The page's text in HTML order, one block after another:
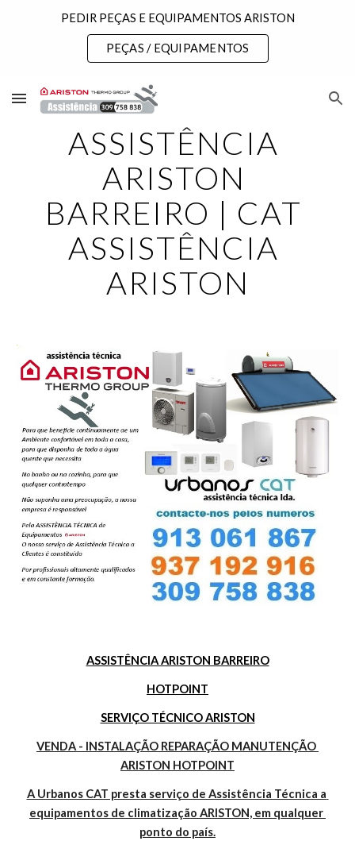
Skip to main content
PEDIR PEÇAS E EQUIPAMENTOS ARISTON
PEÇAS / EQUIPAMENTOS
ASSISTÊNCIA
ARISTON
BARREIRO | CAT
ASSISTÊNCIA
ARISTON
ASSISTÊNCIA ARISTON BARREIRO
HOTPOINT
SERVIÇO TÉCNICO ARISTON
VENDA - INSTALAÇÃO REPARAÇÃO MANUTENÇÃO
ARISTON HOTPOINT
A Urbanos CAT presta serviço de Assistência Técnica a
equipamentos de climatização ARISTON, em qualquer
ponto do país.